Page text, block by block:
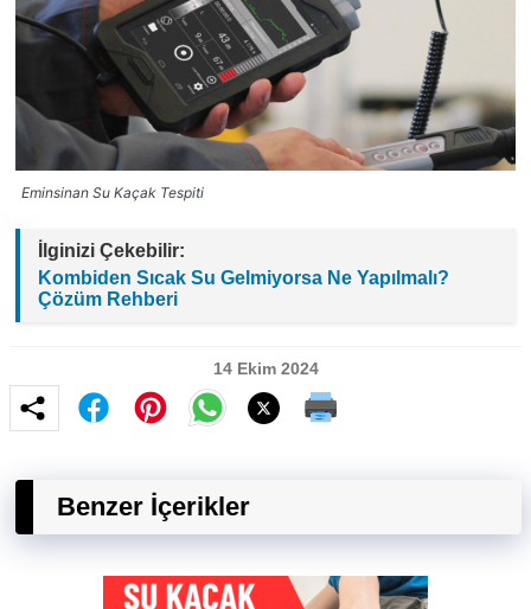
Eminsinan Su Kaçak Tespiti
İlginizi Çekebilir:
Kombiden Sıcak Su Gelmiyorsa Ne Yapılmalı?
Çözüm Rehberi
14 Ekim 2024
Benzer İçerikler